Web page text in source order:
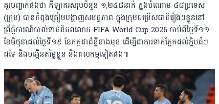
គួរបញ្ជាក់ផងថា កីឡាករសរុបចំនួន ១,២៤៨នាក់ ក្នុងចំណោម ៤៨ប្រទេស
(ក្រុម) បានកំពុងត្រៀមបង្ហាញសមត្ថភាព ក្នុងក្រុមជម្រើសជាតិរៀងៗខ្លួននៅ
ព្រឹត្តិការណ៍បាល់ទាត់ពិភពលោក FIFA World Cup 2026 ចាប់ពីថ្ងៃទី១១
ខែមិថុនាដល់ថ្ងៃទី១៩ ខែកក្កដាដ៏ខ្លីខាងមុខ ដើម្បីជាការទាក់ភ្នែកដល់ក្លិបធំៗ
ដទៃ និងបង្កើនតម្លៃខ្លួន និងពលកម្មទៀតផង៕